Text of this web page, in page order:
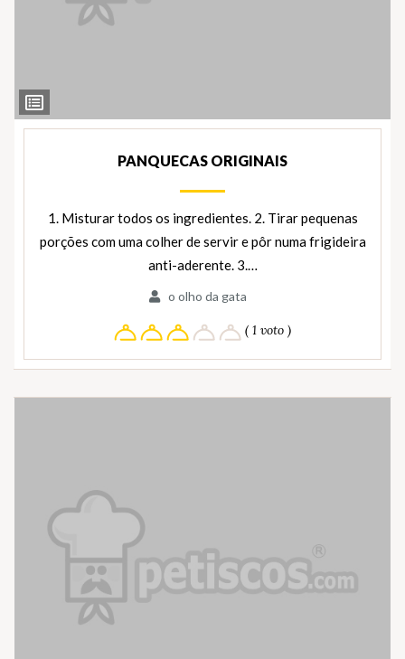
Ver
Ingredientes
PANQUECAS ORIGINAIS
1. Misturar todos os ingredientes. 2. Tirar pequenas
porções com uma colher de servir e pôr numa frigideira
anti-aderente. 3.…
o olho da gata
( 1 voto )